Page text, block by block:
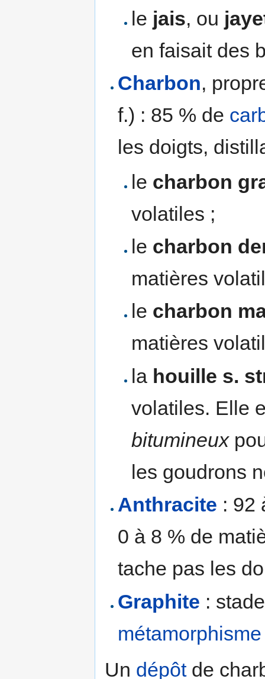
le jais, ou
en faisait des
Charbon,
f.) : 85 % de
les doigts,
le charbon
volatiles ;
le charbon
matières
le charbon
matières
la houille s.
volatiles. Elle
bitumineux
les goudrons
Anthracite : 92
0 à 8 % de
tache pas les
Graphite :
métamorphisme
Un dépôtde